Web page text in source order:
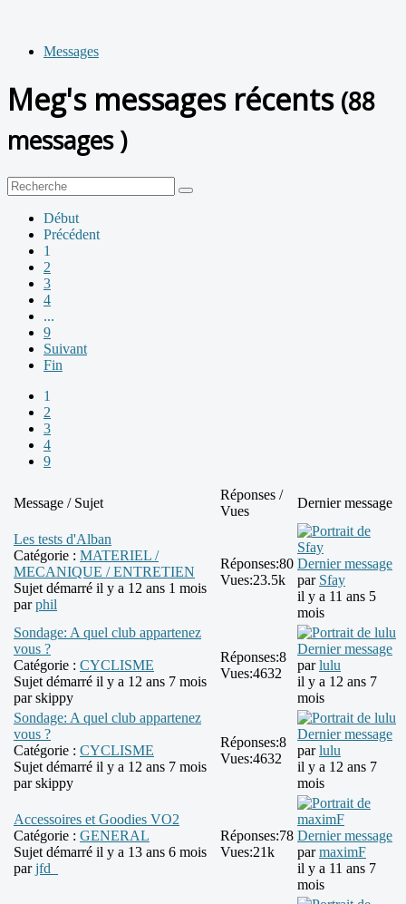
Messages
Meg's messages récents (88
messages )
Début
Précédent
1
2
3
4
...
9
Suivant
Fin
1
2
3
4
9
Message / Sujet
Réponses /
Vues
Dernier message
Les tests d'Alban
Catégorie : MATERIEL /
MECANIQUE / ENTRETIEN
Sujet démarré il y a 12 ans 1 mois
parphil
Réponses:80
Vues:23.5k
Dernier message
par Sfay
il y a 11 ans 5
mois
Sondage: A quel club appartenez
vous ?
Catégorie : CYCLISME
Sujet démarré il y a 12 ans 7 mois
parskippy
Réponses:8
Vues:4632
Dernier message
parlulu
il y a 12 ans 7
mois
Sondage: A quel club appartenez
vous ?
Catégorie : CYCLISME
Sujet démarré il y a 12 ans 7 mois
parskippy
Réponses:8
Vues:4632
Dernier message
parlulu
il y a 12 ans 7
mois
Accessoires et Goodies VO2
Catégorie : GENERAL
Sujet démarré il y a 13 ans 6 mois
parjfd_
Réponses:78
Vues:21k
Dernier message
parmaximF
il y a 11 ans 7
mois